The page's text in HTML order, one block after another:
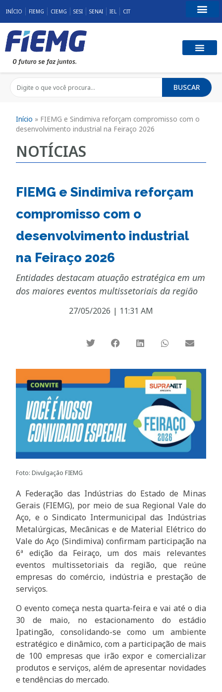
INÍCIO FIEMG CIEMG SESI SENAI IEL CIT
BUSCAR
Início » FIEMG e Sindimiva reforçam compromisso com o
desenvolvimento industrial na Feiraço 2026
NOTÍCIAS
FIEMG e Sindimiva reforçam
compromisso com o
desenvolvimento industrial
na Feiraço 2026
Entidades destacam atuação estratégica em um
dos maiores eventos multissetoriais da região
27/05/2026 | 11:31 AM
Foto: Divulgação FIEMG
A Federação das Indústrias do Estado de Minas
Gerais (FIEMG), por meio de sua Regional Vale do
Aço, e o Sindicato Intermunicipal das Indústrias
Metalúrgicas, Mecânicas e de Material Elétrico do
Vale do Aço (Sindimiva) confirmam participação na
6ª edição da Feiraço, um dos mais relevantes
eventos multissetoriais da região, que reúne
empresas do comércio, indústria e prestação de
serviços.
O evento começa nesta quarta-feira e vai até o dia
30 de maio, no estacionamento do estádio
Ipatingão, consolidando-se como um ambiente
estratégico e dinâmico, com a participação de mais
de 100 empresas que irão expor e comercializar
produtos e serviços, além de apresentar novidades
e tendências do mercado.